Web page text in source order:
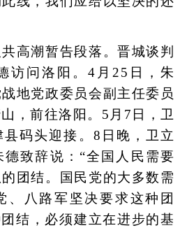
潮暂告段落。晋城谈判
访问洛阳。4月25日，朱
地党政委员会副主任委员
，前往洛阳。5月7日，卫
码头迎接。8日晚，卫立
致辞说：“全国人民需要
团结。国民党的大多数需
、八路军坚决要求这种团
结，必须建立在进步的基